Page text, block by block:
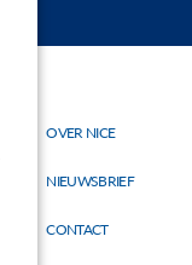
Topmenu
OVER NICE
NIEUWSBRIEF
CONTACT